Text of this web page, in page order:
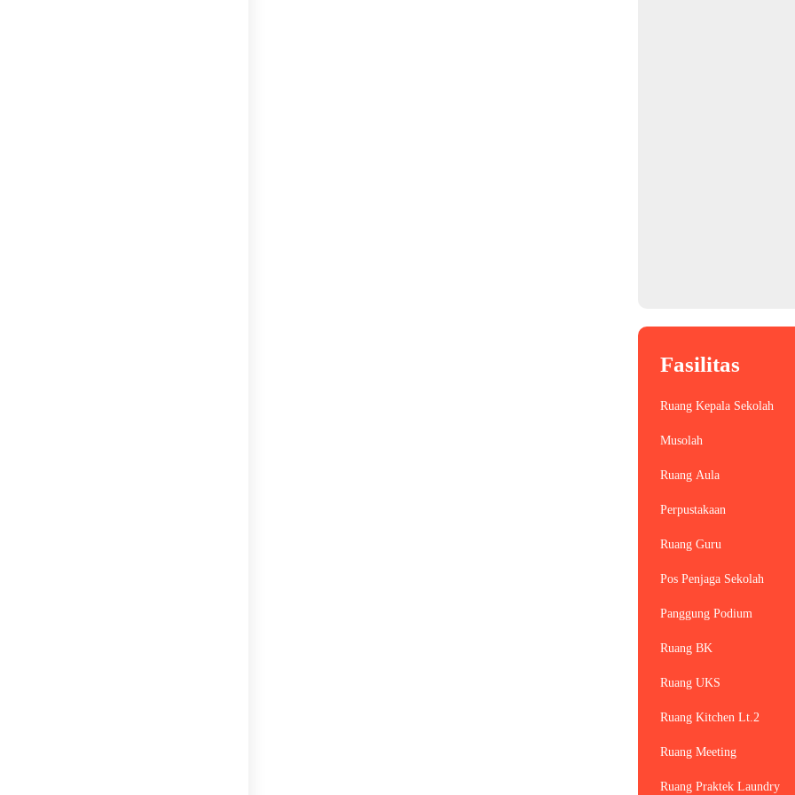
Fasilitas
Ruang Kepala Sekolah
Musolah
Ruang Aula
Perpustakaan
Ruang Guru
Pos Penjaga Sekolah
Panggung Podium
Ruang BK
Ruang UKS
Ruang Kitchen Lt.2
Ruang Meeting
Ruang Praktek Laundry